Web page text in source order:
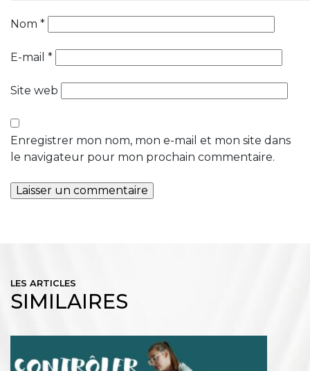
Nom *
E-mail *
Site web
Enregistrer mon nom, mon e-mail et mon site dans
le navigateur pour mon prochain commentaire.
LES ARTICLES
SIMILAIRES